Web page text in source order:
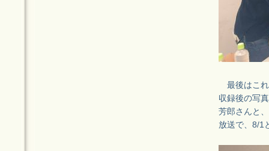
最後はこれ
収録後の写
芳郎さんと
放送で、8/1